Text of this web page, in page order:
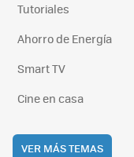
Tutoriales
Ahorro de Energía
Smart TV
Cine en casa
VER MÁS TEMAS